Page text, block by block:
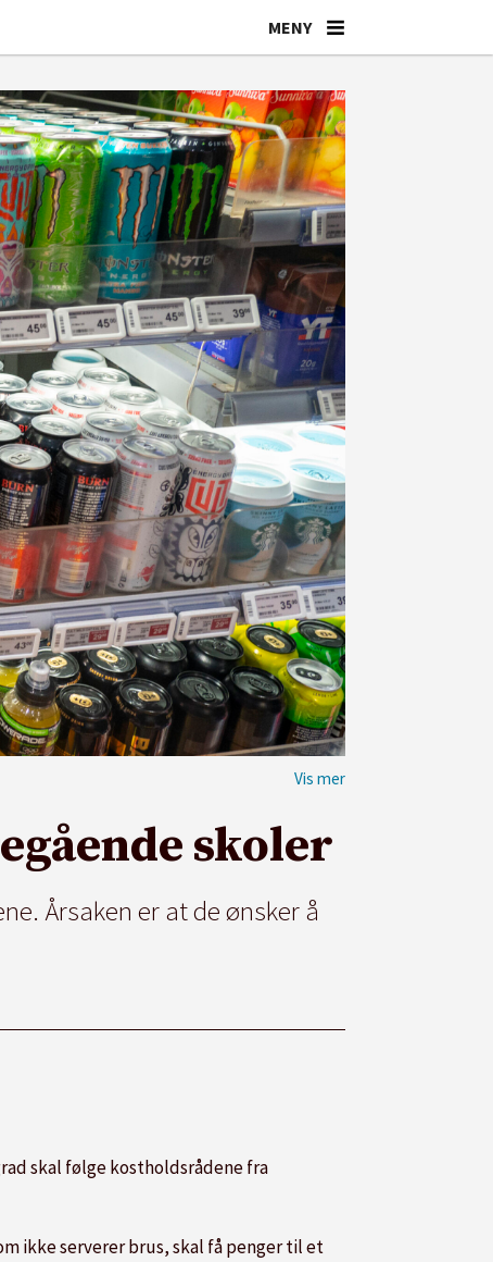
skoler
Årsaken er at de ønsker å
skal følge kostholdsrådene fra
ikke serverer brus, skal få penger til et